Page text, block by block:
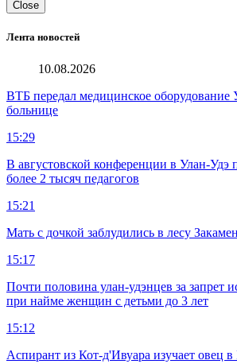
Close
Лента новостей
10.08.2026
ВТБ передал медицинское оборудование
больнице
15:29
В августовской конференции в Улан-Удэ
более 2 тысяч педагогов
15:21
Мать с дочкой заблудились в лесу
15:17
Почти половина улан-удэнцев за запрет
при найме женщин с детьми до 3 лет
15:12
Аспирант из Кот-д'Ивуара изучает овец